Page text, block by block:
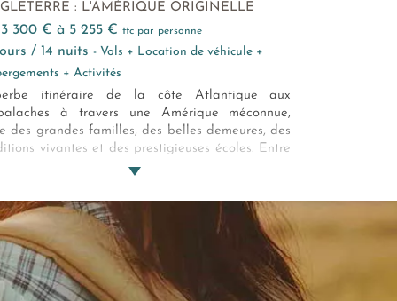
: L'AMÉRIQUE ORIGINELLE
3 300 € à 5 255 €ttc par personne
jours / 14 nuits- Vols + Location de véhicule +
+ Activités
itinéraire de la côte Atlantique aux
à travers une Amérique méconnue,
des grandes familles, des belles demeures, des
vivantes et des prestigieuses écoles. Entre
ports de pêche, les White Mountains et le
collection de paysages à couper le souffle.